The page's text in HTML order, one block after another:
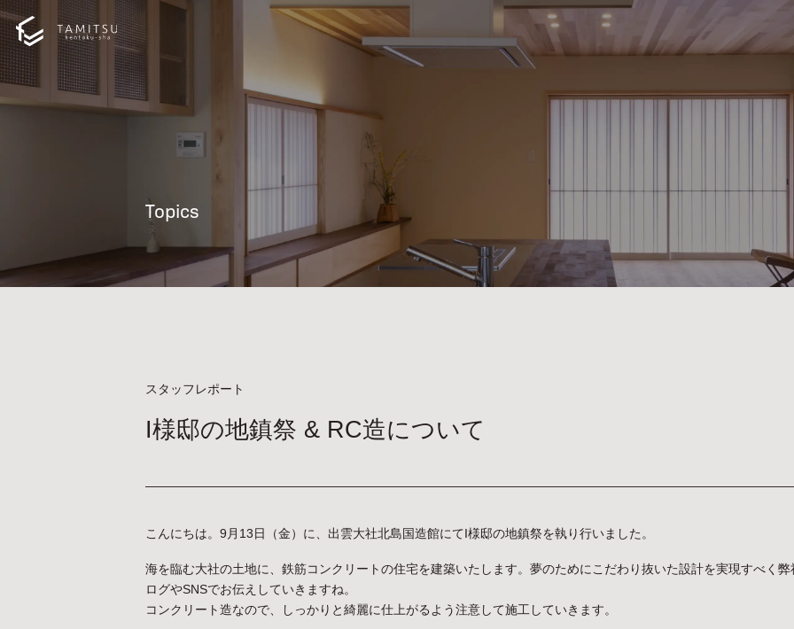
Topics
スタッフレポート
I様邸の地鎮祭 & RC造について
こんにちは。9月13日（金）に、出雲大社北島国造館にてI様邸の地鎮祭を執り行いました。
海を臨む大社の土地に、鉄筋コンクリートの住宅を建築いたします。夢のためにこだわり抜いた設計を実現すべく
ログやSNSでお伝えしていきますね。
コンクリート造なので、しっかりと綺麗に仕上がるよう注意して施工していきます。